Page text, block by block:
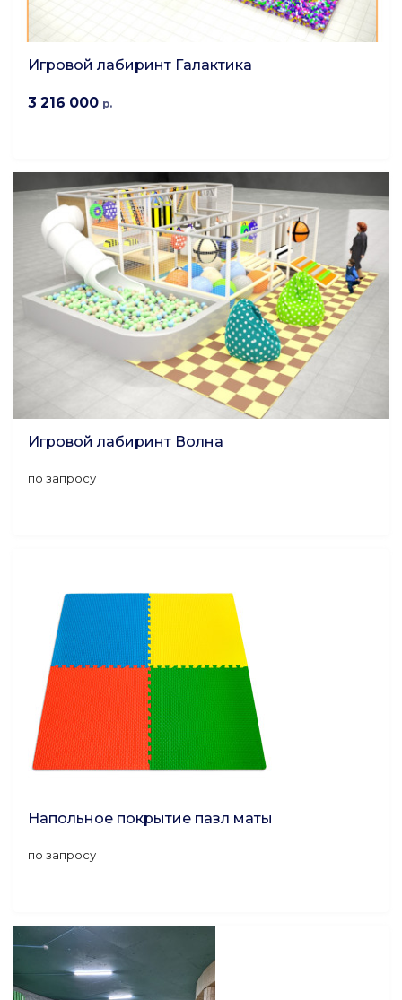
Игровой лабиринт Галактика
3 216 000 р.
Игровой лабиринт Волна
по запросу
Напольное покрытие пазл маты
по запросу